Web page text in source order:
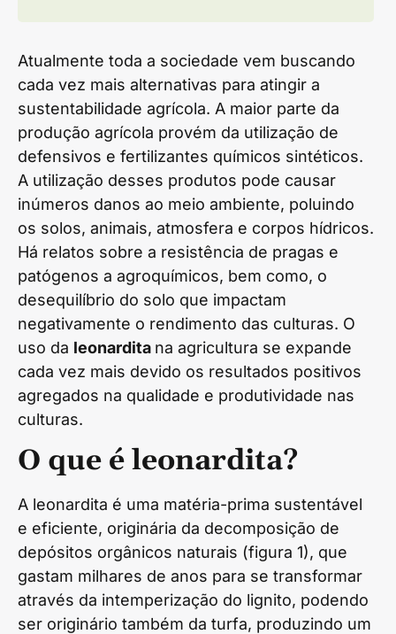
Atualmente toda a sociedade vem buscando
cada vez mais alternativas para atingir a
sustentabilidade agrícola. A maior parte da
produção agrícola provém da utilização de
defensivos e fertilizantes químicos sintéticos.
A utilização desses produtos pode causar
inúmeros danos ao meio ambiente, poluindo
os solos, animais, atmosfera e corpos hídricos.
Há relatos sobre a resistência de pragas e
patógenos a agroquímicos, bem como, o
desequilíbrio do solo que impactam
negativamente o rendimento das culturas. O
uso da leonardita na agricultura se expande
cada vez mais devido os resultados positivos
agregados na qualidade e produtividade nas
culturas.
O que é leonardita?
A leonardita é uma matéria-prima sustentável
e eficiente, originária da decomposição de
depósitos orgânicos naturais (figura 1), que
gastam milhares de anos para se transformar
através da intemperização do lignito, podendo
ser originário também da turfa, produzindo um